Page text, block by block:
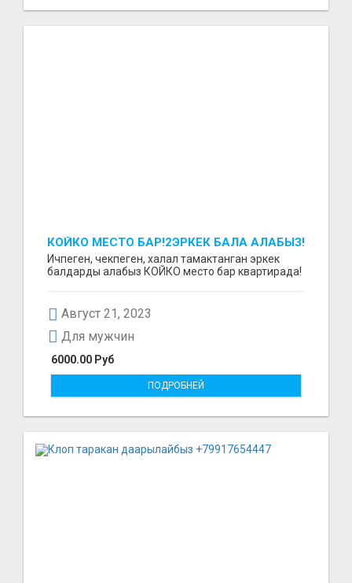
КОЙКО МЕСТО БАР!2ЭРКЕК БАЛА АЛАБЫЗ!
Ичпеген, чекпеген, халал тамактанган эркек
балдарды алабыз КОЙКО место бар квартирада!
Август 21, 2023
6000.00 Руб
Для мужчин
ПОДРОБНЕЙ